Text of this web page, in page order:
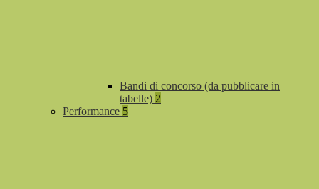
Bandi di concorso (da pubblicare in
tabelle) 2
Performance 5